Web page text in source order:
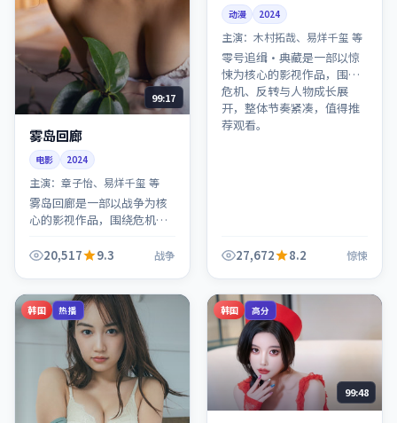
99:17
雾岛回廊
电影 2024
主演： 章子怡、易烊千玺 等
雾岛回廊是一部以战争为核
心的影视作品，围绕危机、
节奏紧凑，值得推荐观看。
20,517 9.3 战争
动漫 2024
主演：木村拓哉、易烊千玺 等
零号追缉·典藏是一部以惊
悚为核心的影视作品，围绕
危机、反转与人物成长展
开，整体节奏紧凑，值得推
荐观看。
27,672 8.2 惊悚
韩国 热播 韩国 高分
99:48